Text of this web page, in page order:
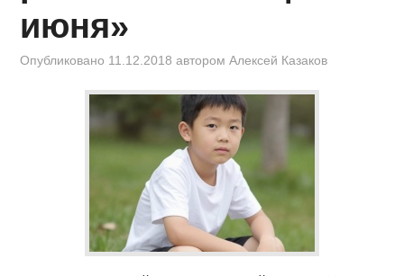
июня»
Опубликовано 11.12.2018 авторомАлексей Казаков